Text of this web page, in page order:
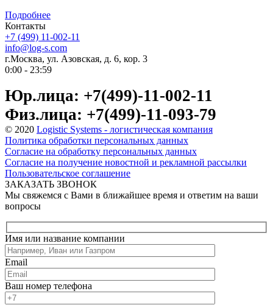
Подробнее
Контакты
+7 (499) 11-002-11
info@log-s.com
г.Москва, ул. Азовская, д. 6, кор. 3
0:00 - 23:59
Юр.лица: +7(499)-11-002-11
Физ.лица: +7(499)-11-093-79
© 2020 Logistic Systems - логистическая компания
Политика обработки персональных данных
Согласие на обработку персональных данных
Согласие на получение новостной и рекламной рассылки
Пользовательское соглашение
ЗАКАЗАТЬ ЗВОНОК
Мы свяжемся с Вами в ближайшее время и ответим на ваши
вопросы
Имя или название компании
Email
Ваш номер телефона